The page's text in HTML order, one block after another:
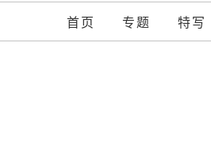
首页 专题 特写